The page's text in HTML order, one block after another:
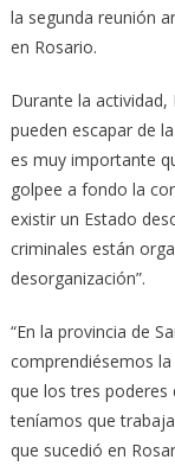
la segunda reunión
en Rosario.
Durante la
pueden escapar de
es muy importante
golpee a fondo la
existir un Estado
criminales están
desorganización”.
“En la provincia de
comprendiésemos
que los tres poderes
teníamos que
que sucedió en